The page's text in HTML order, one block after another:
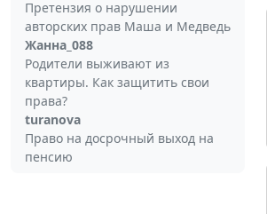
Претензия о нарушении
авторских прав Маша и Медведь
Жанна_088
Родители выживают из
квартиры. Как защитить свои
права?
turanova
Право на досрочный выход на
пенсию